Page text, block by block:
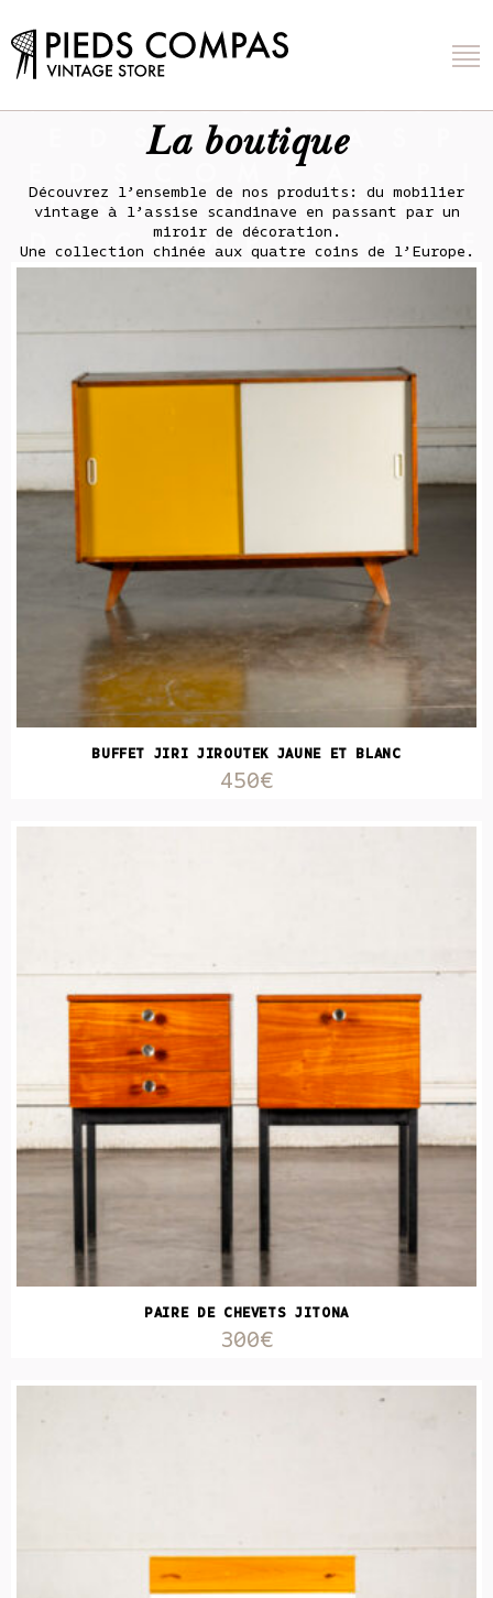
La boutique
Découvrez l’ensemble de nos produits: du mobilier
vintage à l’assise scandinave en passant par un
miroir de décoration.
Une collection chinée aux quatre coins de l’Europe.
BUFFET JIRI JIROUTEK JAUNE ET BLANC
450€
PAIRE DE CHEVETS JITONA
300€